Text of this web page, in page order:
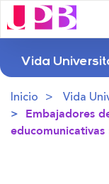
Vida
Inicio Vida
Embajadores